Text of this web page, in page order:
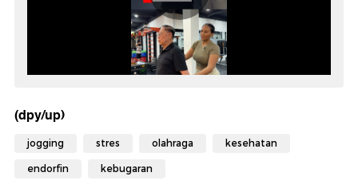
(dpy/up)
jogging stres olahraga kesehatan
endorfin kebugaran